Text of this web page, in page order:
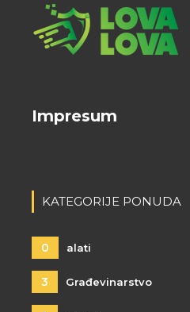
Impresum
KATEGORIJE PONUDA
0 alati
3 Građevinarstvo